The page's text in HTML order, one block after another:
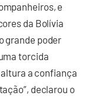
e
da Bolívia
grande poder
torcida
a confiança
declarou o